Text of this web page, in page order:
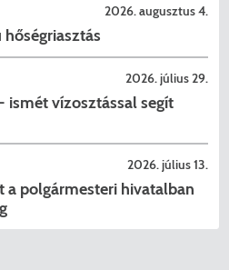
2026. augusztus 4.
2026. július 29.
ismét vízosztással segít
2026. július 13.
a polgármesteri hivatalban